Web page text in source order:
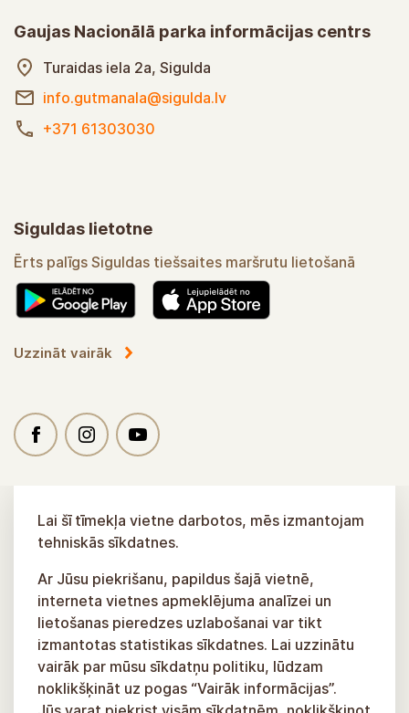
Gaujas Nacionālā parka informācijas centrs
Turaidas iela 2a, Sigulda
info.gutmanala@sigulda.lv
+371 61303030
Siguldas lietotne
Ērts palīgs Siguldas tiešsaites maršrutu lietošanā
Uzzināt vairāk
Lai šī tīmekļa vietne darbotos, mēs izmantojam
tehniskās sīkdatnes.
Ar Jūsu piekrišanu, papildus šajā vietnē,
interneta vietnes apmeklējuma analīzei un
lietošanas pieredzes uzlabošanai var tikt
izmantotas statistikas sīkdatnes. Lai uzzinātu
vairāk par mūsu sīkdatņu politiku, lūdzam
noklikšķināt uz pogas “Vairāk informācijas”.